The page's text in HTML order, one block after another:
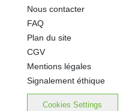
Nous contacter
FAQ
Plan du site
CGV
Mentions légales
Signalement éthique
Cookies Settings